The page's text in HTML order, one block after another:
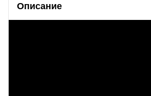
Описание